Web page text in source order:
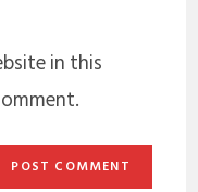
in this